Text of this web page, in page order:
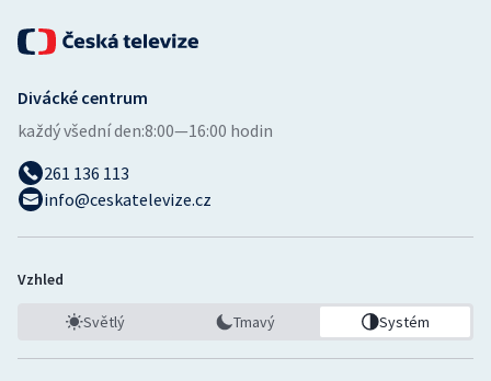
Divácké centrum
každý všední den:8:00—16:00 hodin
261 136 113
info@ceskatelevize.cz
Vzhled
Světlý Tmavý Systém